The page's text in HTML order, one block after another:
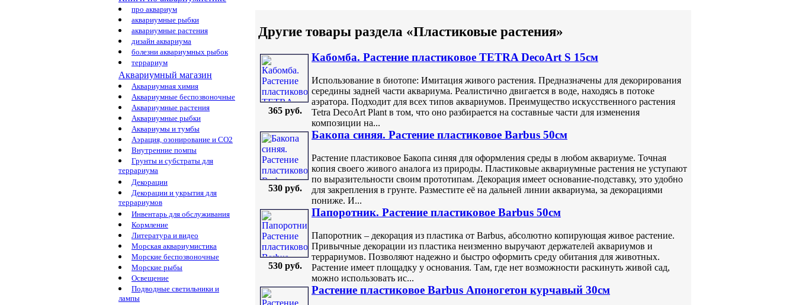
про аквариум
аквариумные рыбки
аквариумные растения
дизайн аквариума
болезни аквариумных рыбок
террариум
Аквариумный магазин
Аквариумная химия
Аквариумные беспозвоночные
Аквариумные растения
Аквариумные рыбки
Аквариумы и тумбы
Аэрация, озонирование и CO2
Внутренние помпы
Грунты и субстраты для
террариума
Декорации
Декорации и укрытия для
террариумов
Инвентарь для обслуживания
Кормление
Литература и видео
Морская аквариумистика
Морские беспозвоночные
Морские рыбы
Освещение
Подводные светильники и
лампы
Другие товары раздела «Пластиковые растения»
365 руб.
Кабомба. Растение пластиковое TETRA DecoArt S 15см
Использование в биотопе: Имитация живого растения. Предназначены для декорирования
середины задней части аквариума. Реалистично двигается в воде, находясь в потоке
аэратора. Подходит для всех типов аквариумов. Преимущество искусственного растения
Tetra DecoArt Plant в том, что оно разбирается на составные части для изменения
композиции на...
530 руб.
Бакопа синяя. Растение пластиковое Barbus 50см
Растение пластиковое Бакопа синяя для оформления среды в любом аквариуме. Точная
копия своего живого аналога из природы. Пластиковые аквариумные растения не уступают
по выразительности своим прототипам. Декорация имеет основание-подставку, это удобно
для закрепления в грунте. Разместите её на дальней линии аквариума, за декорациями
пониже. И...
530 руб.
Папоротник. Растение пластиковое Barbus 50см
Папоротник – декорация из пластика от Barbus, абсолютно копирующая живое растение.
Привычные декорации из пластика неизменно выручают держателей аквариумов и
террариумов. Позволяют надежно и быстро оформить среду обитания для животных.
Растение имеет площадку у основания. Там, где нет возможности раскинуть живой сад,
можно использовать ис...
Растение пластиковое Barbus Апоногетон курчавый 30см